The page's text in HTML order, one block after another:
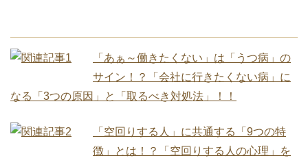
「あぁ～働きたくない」は「うつ病」の
サイン！？「会社に行きたくない病」に
なる「3つの原因」と「取るべき対処法」！！
「空回りする人」に共通する「9つの特
徴」とは！？「空回りする人の心理」を